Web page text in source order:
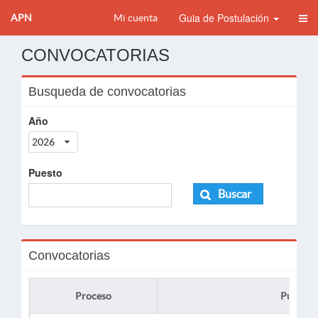
APN Mi cuenta Guia de Postulación
CONVOCATORIAS
Busqueda de convocatorias
Año
2026
Puesto
Buscar
Convocatorias
Proceso Puesto